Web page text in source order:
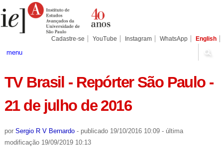
para
conteúdo.
Pessoais
Cadastre-se YouTube Instagram WhatsApp English
menu
TV Brasil - Repórter São Paulo -
21 de julho de 2016
por Sergio R V Bernardo - publicado19/10/2016 10:09 - última
modificação19/09/2019 10:13